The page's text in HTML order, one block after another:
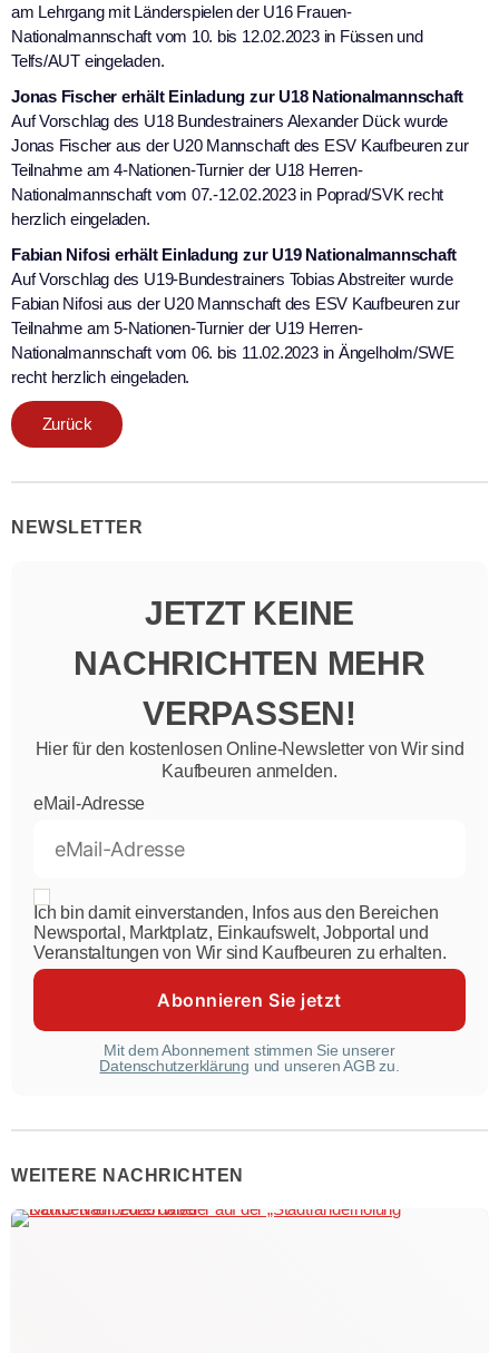
am Lehrgang mit Länderspielen der U16 Frauen-
Nationalmannschaft vom 10. bis 12.02.2023 in Füssen und
Telfs/AUT eingeladen.
Jonas Fischer erhält Einladung zur U18 Nationalmannschaft
Auf Vorschlag des U18 Bundestrainers Alexander Dück wurde
Jonas Fischer aus der U20 Mannschaft des ESV Kaufbeuren zur
Teilnahme am 4-Nationen-Turnier der U18 Herren-
Nationalmannschaft vom 07.-12.02.2023 in Poprad/SVK recht
herzlich eingeladen.
Fabian Nifosi erhält Einladung zur U19 Nationalmannschaft
Auf Vorschlag des U19-Bundestrainers Tobias Abstreiter wurde
Fabian Nifosi aus der U20 Mannschaft des ESV Kaufbeuren zur
Teilnahme am 5-Nationen-Turnier der U19 Herren-
Nationalmannschaft vom 06. bis 11.02.2023 in Ängelholm/SWE
recht herzlich eingeladen.
Zurück
NEWSLETTER
JETZT KEINE
NACHRICHTEN MEHR
VERPASSEN!
Hier für den kostenlosen Online-Newsletter von Wir sind
Kaufbeuren anmelden.
eMail-Adresse
Ich bin damit einverstanden, Infos aus den Bereichen
Newsportal, Marktplatz, Einkaufswelt, Jobportal und
Veranstaltungen von Wir sind Kaufbeuren zu erhalten.
Mit dem Abonnement stimmen Sie unserer
Datenschutzerklärung und unseren AGB zu.
WEITERE NACHRICHTEN